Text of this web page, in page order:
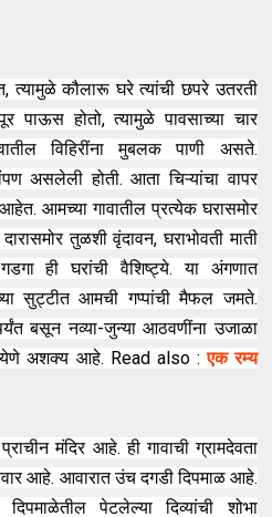
त्यामुळे कौलारू घरे त्यांची छपरे उतरती
होतो, त्यामुळे पावसाच्या चार
विहिरींना मुबलक पाणी असते.
असलेली होती. आता चिऱ्यांचा वापर
आमच्या गावातील प्रत्येक घरासमोर
तुळशी वृंदावन, घराभोवती माती
ही घरांची वैशिष्ट्ये. या अंगणात
सुट्टीत आमची गप्पांची मैफल जमते.
बसून नव्या-जुन्या आठवणींना उजाळा
येणे अशक्य आहे. Read also :एक रम्य
मंदिर आहे. ही गावाची ग्रामदेवता
आहे. आवारात उंच दगडी दिपमाळ आहे.
पेटलेल्या दिव्यांची शोभा